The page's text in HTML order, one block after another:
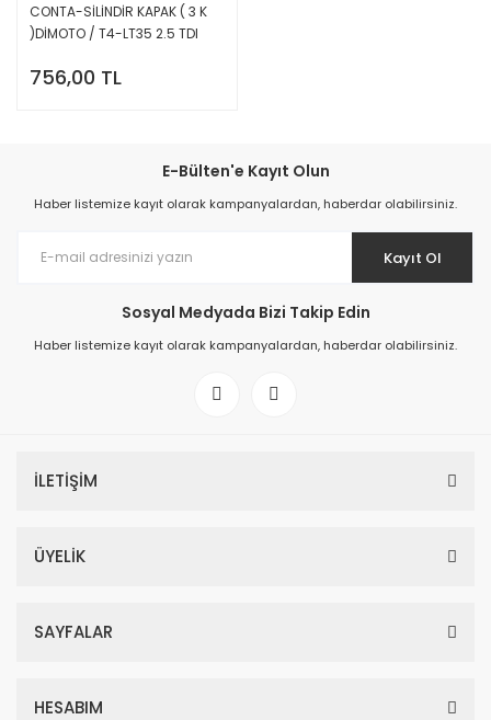
CONTA-SİLİNDİR KAPAK ( 3 K
)DİMOTO / T4-LT35 2.5 TDI
756,00 TL
E-Bülten'e Kayıt Olun
Haber listemize kayıt olarak kampanyalardan, haberdar olabilirsiniz.
Kayıt Ol
Sosyal Medyada Bizi Takip Edin
Haber listemize kayıt olarak kampanyalardan, haberdar olabilirsiniz.
İLETİŞİM
ÜYELİK
SAYFALAR
HESABIM